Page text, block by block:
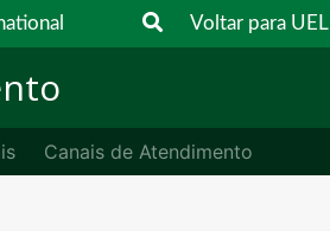
Voltar para UEL
Canais de Atendimento